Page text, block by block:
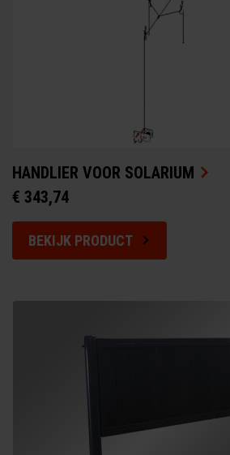
HANDLIER VOOR SOLARIUM
€ 343,74
BEKIJK PRODUCT